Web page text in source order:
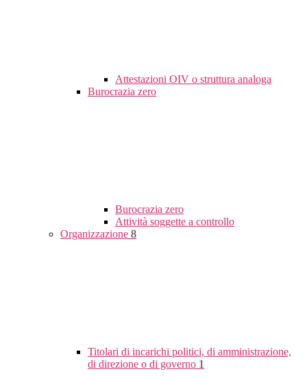
Attestazioni OIV o struttura analoga
Burocrazia zero
Burocrazia zero
Attività soggette a controllo
Organizzazione 8
Titolari di incarichi politici, di amministrazione,
di direzione o di governo 1